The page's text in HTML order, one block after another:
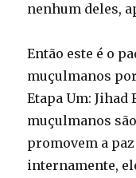
nenhum deles,
Então este é o
muçulmanos
Etapa Um: Jihad
muçulmanos
promovem a
internamente,